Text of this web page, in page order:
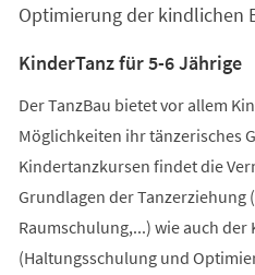
Optimierung der kindlichen
KinderTanz für 5-6 Jährige
Der TanzBau bietet vor allem
Möglichkeiten ihr tänzerisches
Kindertanzkursen findet die
Grundlagen der Tanzerziehung
Raumschulung,...) wie auch
(Haltungsschulung und